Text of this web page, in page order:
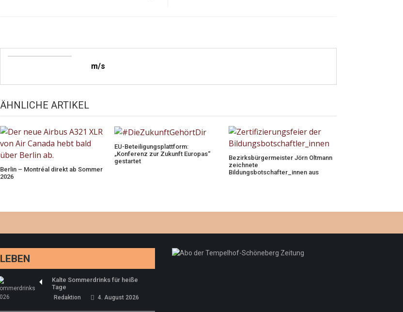
m/s
ÄHNLICHE ARTIKEL
Berlin – Montréal direkt ab Sommer
2026
EU-Beteiligungsplattform:
„Konferenz zur Zukunft Europas“
gestartet
Bezirksbürgermeister Jörn Oltmann
zeichnete
Bildungsbotschafter_innen aus
LEBEN
Kalte Sommerdrinks für heiße
Tage
Redaktion 4. August 2026